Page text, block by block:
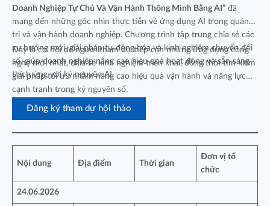
Doanh Nghiệp Tự Chủ Và Vận Hành Thông Minh Bằng AI” đã
mang đến những góc nhìn thực tiễn về ứng dụng AI trong quản
trị và vận hành doanh nghiệp. Chương trình tập trung chia sẻ các
xu hướng mới, giải pháp tự động hóa và kinh nghiệm chuyển đổi
số, giúp doanh nghiệp nâng cao hiệu quả hoạt động và sẵn sàng
thích ứng với kỷ nguyên AI.
Đây là cơ hội để người tham dự tiếp cận những ứng dụng công
nghệ mới nhất, chia sẻ kinh nghiệm triển khai, đồng thời tìm kiếm
giải pháp tối ưu nhằm nâng cao hiệu quả vận hành và năng lực
cạnh tranh trong kỷ nguyên số.
Đăng ký tham dự hội thảo
Nội dung Địa điểm Thời gian
Đơn vị tổ
chức
24.06.2026